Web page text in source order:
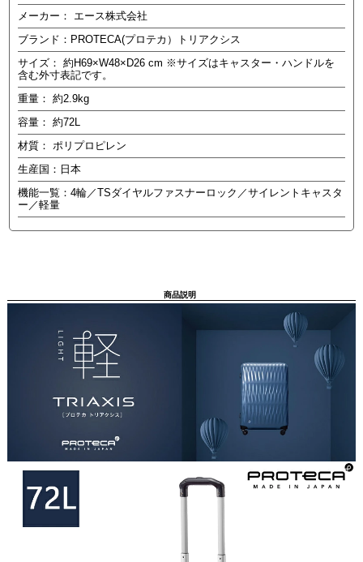
メーカー： エース株式会社
ブランド：PROTECA(プロテカ）トリアクシス
サイズ： 約H69×W48×D26 cm ※サイズはキャスター・ハンドルを
含む外寸表記です。
重量： 約2.9kg
容量： 約72L
材質： ポリプロピレン
生産国：日本
機能一覧：4輪／TSダイヤルファスナーロック／サイレントキャスタ
ー／軽量
商品説明